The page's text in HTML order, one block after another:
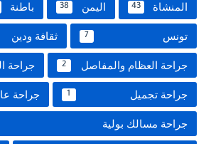
المنشاة 43 اليمن 38 باطنة
تونس 7 ثقافة ودين
جراحة العظام والمفاصل 2 جراحة
جراحة تجميل 1 جراحة
جراحة مسالك بولية